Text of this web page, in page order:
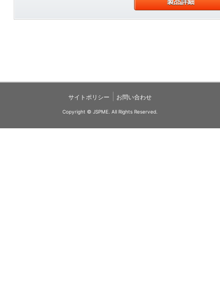
サイトポリシー お問い合わせ
Copyright © JSPME. All Rights Reserved.